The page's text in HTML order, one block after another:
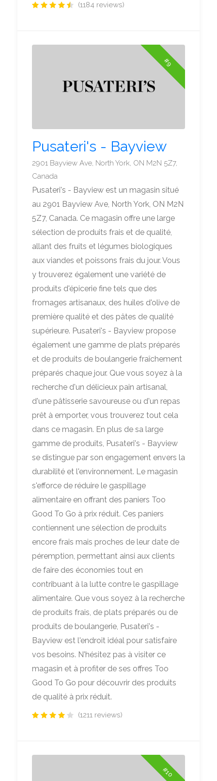
(1184 reviews)
#9
Pusateri's - Bayview
2901 Bayview Ave, North York, ON M2N 5Z7,
Canada
Pusateri's - Bayview est un magasin situé
au 2901 Bayview Ave, North York, ON M2N
5Z7, Canada. Ce magasin offre une large
sélection de produits frais et de qualité,
allant des fruits et légumes biologiques
aux viandes et poissons frais du jour. Vous
y trouverez également une variété de
produits d'épicerie fine tels que des
fromages artisanaux, des huiles d'olive de
première qualité et des pâtes de qualité
supérieure. Pusateri's - Bayview propose
également une gamme de plats préparés
et de produits de boulangerie fraîchement
préparés chaque jour. Que vous soyez à la
recherche d'un délicieux pain artisanal,
d'une pâtisserie savoureuse ou d'un repas
prêt à emporter, vous trouverez tout cela
dans ce magasin. En plus de sa large
gamme de produits, Pusateri's - Bayview
se distingue par son engagement envers la
durabilité et l'environnement. Le magasin
s'efforce de réduire le gaspillage
alimentaire en offrant des paniers Too
Good To Go à prix réduit. Ces paniers
contiennent une sélection de produits
encore frais mais proches de leur date de
péremption, permettant ainsi aux clients
de faire des économies tout en
contribuant à la lutte contre le gaspillage
alimentaire. Que vous soyez à la recherche
de produits frais, de plats préparés ou de
produits de boulangerie, Pusateri's -
Bayview est l'endroit idéal pour satisfaire
vos besoins. N'hésitez pas à visiter ce
magasin et à profiter de ses offres Too
Good To Go pour découvrir des produits
de qualité à prix réduit.
(1211 reviews)
#10